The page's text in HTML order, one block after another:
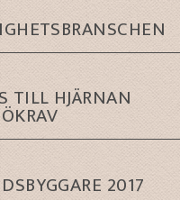
TILL HJÄRNAN
2017